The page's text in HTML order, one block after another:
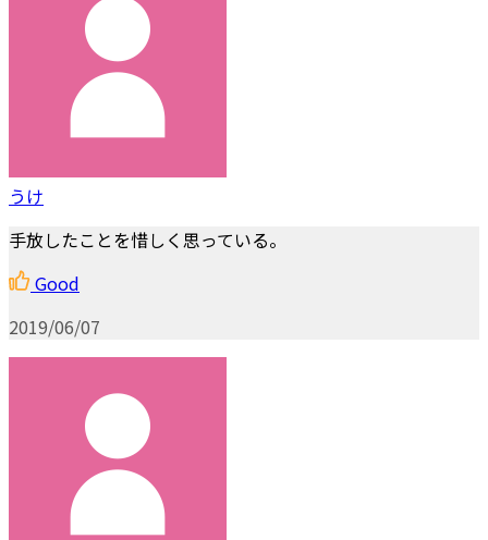
うけ
手放したことを惜しく思っている。
Good
2019/06/07